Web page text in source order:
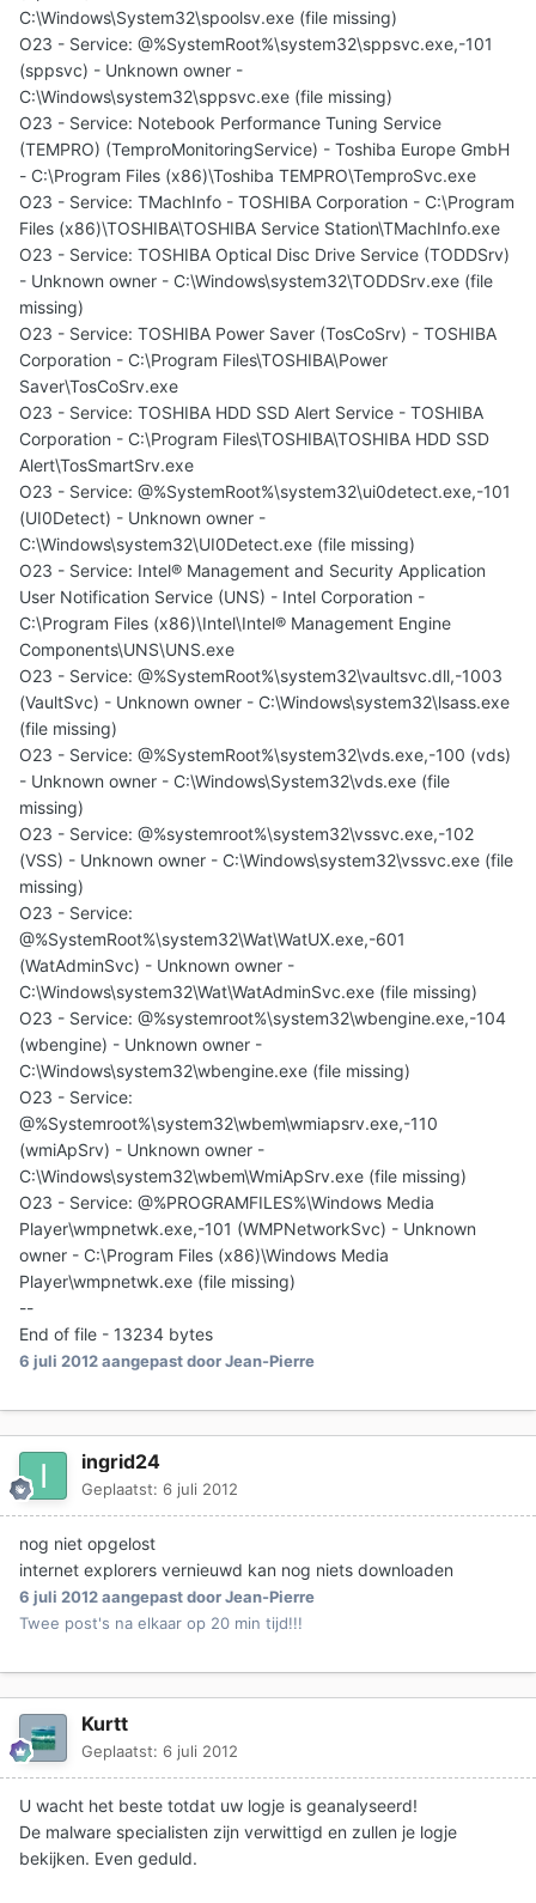
C:\Windows\System32\spoolsv.exe (file missing)
O23 - Service: @%SystemRoot%\system32\sppsvc.exe,-101
(sppsvc) - Unknown owner -
C:\Windows\system32\sppsvc.exe (file missing)
O23 - Service: Notebook Performance Tuning Service
(TEMPRO) (TemproMonitoringService) - Toshiba Europe GmbH
- C:\Program Files (x86)\Toshiba TEMPRO\TemproSvc.exe
O23 - Service: TMachInfo - TOSHIBA Corporation - C:\Program
Files (x86)\TOSHIBA\TOSHIBA Service Station\TMachInfo.exe
O23 - Service: TOSHIBA Optical Disc Drive Service (TODDSrv)
- Unknown owner - C:\Windows\system32\TODDSrv.exe (file
missing)
O23 - Service: TOSHIBA Power Saver (TosCoSrv) - TOSHIBA
Corporation - C:\Program Files\TOSHIBA\Power
Saver\TosCoSrv.exe
O23 - Service: TOSHIBA HDD SSD Alert Service - TOSHIBA
Corporation - C:\Program Files\TOSHIBA\TOSHIBA HDD SSD
Alert\TosSmartSrv.exe
O23 - Service: @%SystemRoot%\system32\ui0detect.exe,-101
(UI0Detect) - Unknown owner -
C:\Windows\system32\UI0Detect.exe (file missing)
O23 - Service: Intel® Management and Security Application
User Notification Service (UNS) - Intel Corporation -
C:\Program Files (x86)\Intel\Intel® Management Engine
Components\UNS\UNS.exe
O23 - Service: @%SystemRoot%\system32\vaultsvc.dll,-1003
(VaultSvc) - Unknown owner - C:\Windows\system32\lsass.exe
(file missing)
O23 - Service: @%SystemRoot%\system32\vds.exe,-100 (vds)
- Unknown owner - C:\Windows\System32\vds.exe (file
missing)
O23 - Service: @%systemroot%\system32\vssvc.exe,-102
(VSS) - Unknown owner - C:\Windows\system32\vssvc.exe (file
missing)
O23 - Service:
@%SystemRoot%\system32\Wat\WatUX.exe,-601
(WatAdminSvc) - Unknown owner -
C:\Windows\system32\Wat\WatAdminSvc.exe (file missing)
O23 - Service: @%systemroot%\system32\wbengine.exe,-104
(wbengine) - Unknown owner -
C:\Windows\system32\wbengine.exe (file missing)
O23 - Service:
@%Systemroot%\system32\wbem\wmiapsrv.exe,-110
(wmiApSrv) - Unknown owner -
C:\Windows\system32\wbem\WmiApSrv.exe (file missing)
O23 - Service: @%PROGRAMFILES%\Windows Media
Player\wmpnetwk.exe,-101 (WMPNetworkSvc) - Unknown
owner - C:\Program Files (x86)\Windows Media
Player\wmpnetwk.exe (file missing)
--
End of file - 13234 bytes
6 juli 2012aangepast door Jean-Pierre
ingrid24
Geplaatst: 6 juli 2012
nog niet opgelost
internet explorers vernieuwd kan nog niets downloaden
6 juli 2012aangepast door Jean-Pierre
Twee post's na elkaar op 20 min tijd!!!
Kurtt
Geplaatst: 6 juli 2012
U wacht het beste totdat uw logje is geanalyseerd!
De malware specialisten zijn verwittigd en zullen je logje
bekijken. Even geduld.